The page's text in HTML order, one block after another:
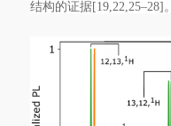
结构的证据[19,22,25–28]。